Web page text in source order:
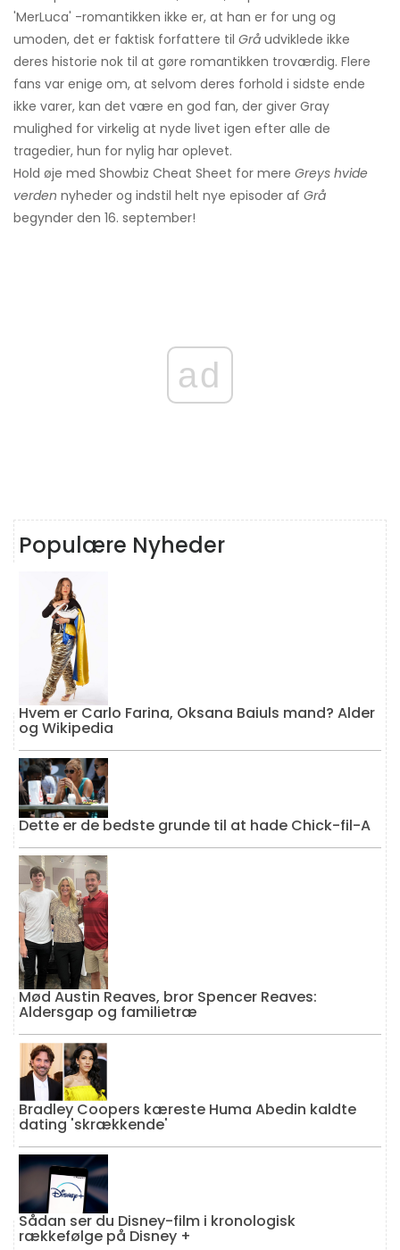
'MerLuca' -romantikken ikke er, at han er for ung og
umoden, det er faktisk forfattere til Grå udviklede ikke
deres historie nok til at gøre romantikken troværdig. Flere
fans var enige om, at selvom deres forhold i sidste ende
ikke varer, kan det være en god fan, der giver Gray
mulighed for virkelig at nyde livet igen efter alle de
tragedier, hun for nylig har oplevet.
Hold øje med Showbiz Cheat Sheet for mere Greys hvide
verden nyheder og indstil helt nye episoder af Grå
begynder den 16. september!
ad
Populære Nyheder
Hvem er Carlo Farina, Oksana Baiuls mand? Alder
og Wikipedia
Dette er de bedste grunde til at hade Chick-fil-A
Mød Austin Reaves, bror Spencer Reaves:
Aldersgap og familietræ
Bradley Coopers kæreste Huma Abedin kaldte
dating 'skrækkende'
Sådan ser du Disney-film i kronologisk
rækkefølge på Disney +